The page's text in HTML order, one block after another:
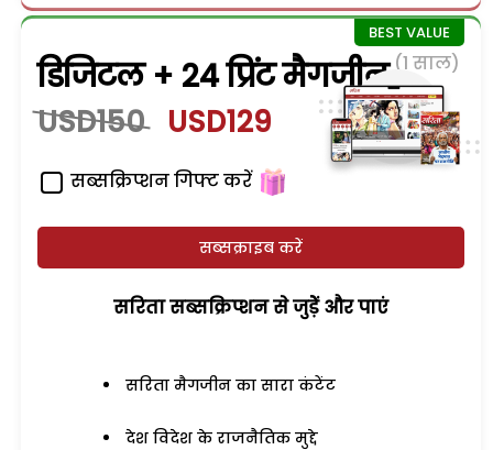
डिजिटल + 24 प्रिंट मैगजीन (1 साल)
USD150 USD129
सब्सक्रिप्शन गिफ्ट करें
सब्सक्राइब करें
सरिता सब्सक्रिप्शन से जुड़ेें और पाएं
सरिता मैगजीन का सारा कंटेंट
देश विदेश के राजनैतिक मुद्दे